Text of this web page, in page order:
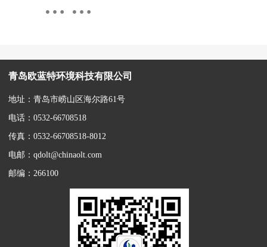
… …
青岛欧蓝特环境科技有限公司
地址：青岛市崂山区海尔路61号
电话：0532-66708518
传真：0532-66708518-8012
电邮：qdolt@chinaolt.com
邮编：266100